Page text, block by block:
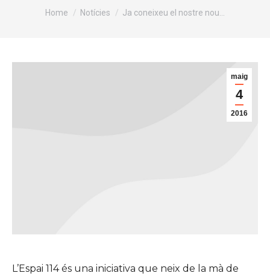
You are here:
Home Notícies Ja coneixeu el nostre nou…
maig
4
2016
L’Espai 114 és una iniciativa que neix de la mà de